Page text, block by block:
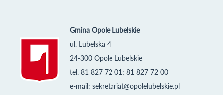
Gmina Opole Lubelskie
ul. Lubelska 4
24-300 Opole Lubelskie
tel. 81 827 72 01; 81 827 72 00
e-mail: sekretariat@opolelubelskie.pl